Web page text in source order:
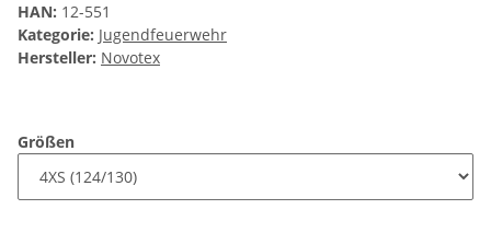
HAN: 12-551
Kategorie: Jugendfeuerwehr
Hersteller: Novotex
Größen